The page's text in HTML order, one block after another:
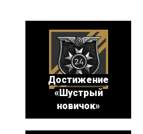
Достижение
«Шустрый
новичок»